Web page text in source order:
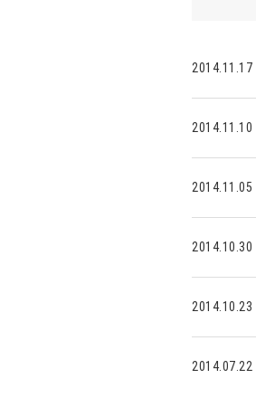
2014.11.17
2014.11.10
2014.11.05
2014.10.30
2014.10.23
2014.07.22